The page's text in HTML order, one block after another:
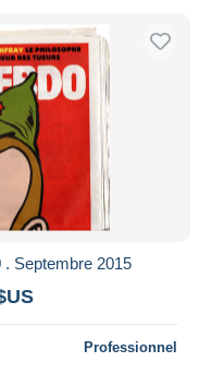
Septembre 2015
Professionnel